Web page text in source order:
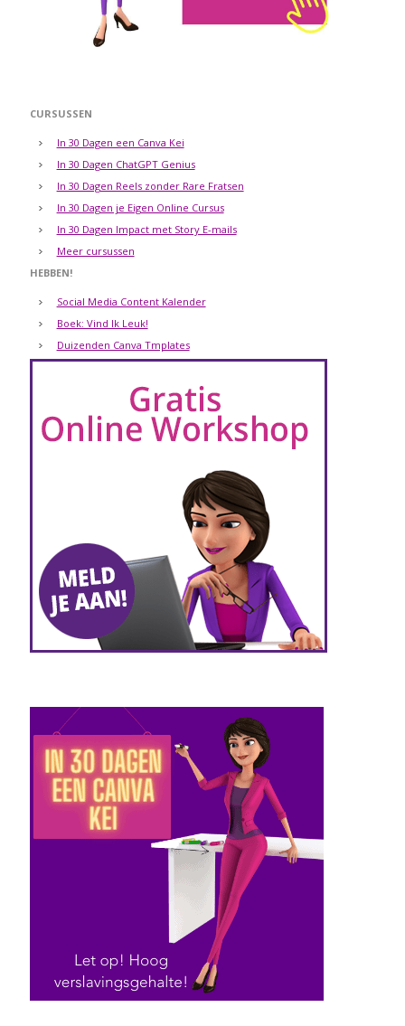
CURSUSSEN
In 30 Dagen een Canva Kei
In 30 Dagen ChatGPT Genius
In 30 Dagen Reels zonder Rare Fratsen
In 30 Dagen je Eigen Online Cursus
In 30 Dagen Impact met Story E-mails
Meer cursussen
HEBBEN!
Social Media Content Kalender
Boek: Vind Ik Leuk!
Duizenden Canva Tmplates